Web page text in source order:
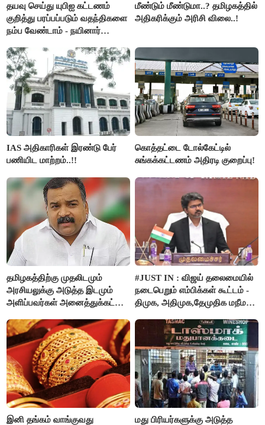
தயவு செய்து யுபிஐ கட்டணம்
குறித்து பரப்பப்படும் வதந்திகளை
நம்ப வேண்டாம் - நயினார்
மீண்டும் மீண்டுமா..? தமிழகத்தில்
அதிகரிக்கும் அரிசி விலை..!
IAS அதிகாரிகள் இரண்டு பேர்
பணியிட மாற்றம்..!!
கொத்தட்டை டோல்கேட்டில்
சுங்கக்கட்டணம் அதிரடி குறைப்பு!
தமிழகத்திற்கு முதலிடமும்
அரசியலுக்கு அடுத்த இடமும்
அளிப்பவர்கள் அனைத்துக்கட்சி
பங்கேற்பார்கள் - மாணிக்கம்
தாகூர்..!!
#JUST IN : விஜய் தலைமையில்
நடைபெறும் எம்பிக்கள் கூட்டம் -
திமுக, அதிமுக,தேமுதிக மநீம
இனி தங்கம் வாங்குவது
மது பிரியர்களுக்கு அடுத்த